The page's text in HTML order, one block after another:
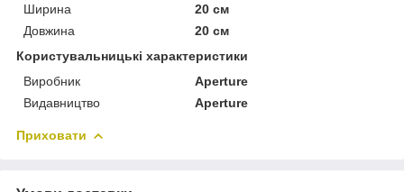
Ширина
20 см
Довжина
20 см
Користувальницькі характеристики
Виробник
Aperture
Видавництво
Aperture
Приховати